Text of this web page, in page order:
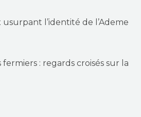
l’identité de l’Ademe
: regards croisés sur la